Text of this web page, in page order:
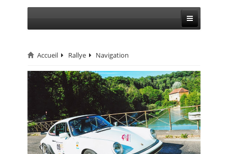
CIRCUIT
RALLYE
MONTAGNE
EVÈNEMENTS
CALENDRIER
Accueil Rallye Navigation